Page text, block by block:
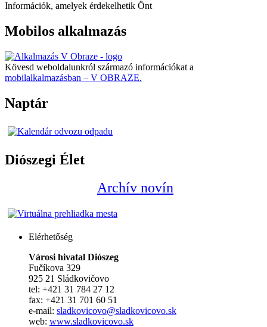
Információk, amelyek érdekelhetik Önt
Mobilos alkalmazás
Kövesd weboldalunkról származó információkat a
mobilalkalmazásban – V OBRAZE.
Naptár
Diószegi Élet
Archív novín
Elérhetőség
Városi hivatal Diószeg
Fučíkova 329
925 21 Sládkovičovo
tel: +421 31 784 27 12
fax: +421 31 701 60 51
e-mail: sladkovicovo@sladkovicovo.sk
web: www.sladkovicovo.sk